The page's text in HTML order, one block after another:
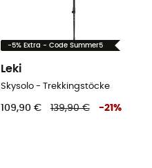
-5% Extra - Code Summer5
Leki
Skysolo - Trekkingstöcke
109,90 € 139,90 € -21 %